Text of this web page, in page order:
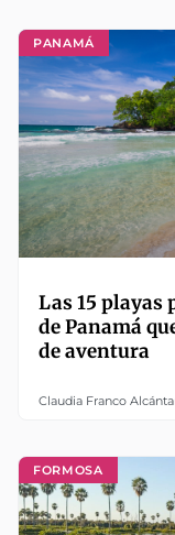
PANAMÁ
Las 15 playas
de Panamá
de aventura
Claudia Franco
FORMOSA